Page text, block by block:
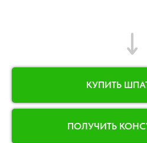
КУПИТЬ
ПОЛУЧИТЬ